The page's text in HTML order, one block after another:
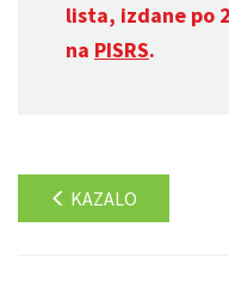
lista, izdane po
na PISRS.
KAZALO